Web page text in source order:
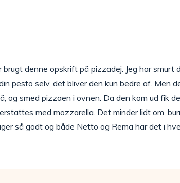
denne opskrift på pizzadej. Jeg har smurt
pesto selv, det bliver den kun bedre af. Men
og smed pizzaen i ovnen. Da den kom ud fik
med mozzarella. Det minder lidt om,
så godt og både Netto og Rema har det i